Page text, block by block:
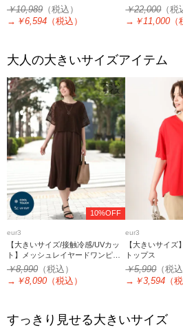
￥10,989 （税込）
→ ￥6,594 （税込）
濯機で洗える
￥22,000（税
→ ￥11,000
大人の大きいサイズアイテム
10%OFF
eur3
【大きいサイズ/接触冷感/UVカッ
ト】メッシュレイヤードワンピー
ス
￥8,990 （税込）
→ ￥8,090 （税込）
eur3
【大きいサイ
トップス
￥5,990（税込
→ ￥3,594 （
すっきり見せる大きいサイズ